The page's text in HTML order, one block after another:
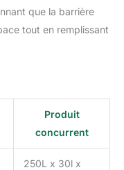
que la barrière
tout en remplissant
Produit
concurrent
250L x 30l x